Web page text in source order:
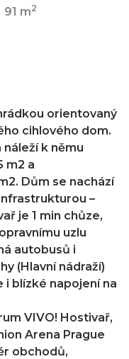
91 m2
orientovaný
cihlového dom.
náleží k němu
m2 a
Dům se nachází
–
je 1 min chůze,
uzlu
autobusů i
(Hlavní nádraží)
i blízké napojení na
VIVO! Hostivař,
Arena Prague
obchodů,